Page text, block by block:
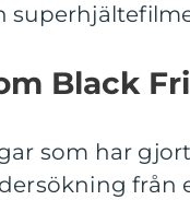
Black
som har
från